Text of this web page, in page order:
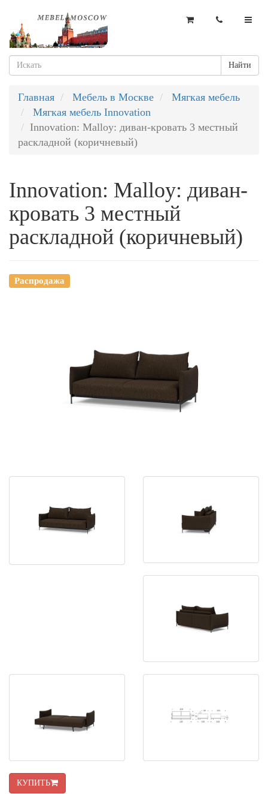
Найти
Главная Мебель в Москве
Мягкая мебель
Мягкая мебель Innovation
Innovation: Malloy: диван-кровать 3 местный
раскладной (коричневый)
Innovation: Malloy: диван-
кровать 3 местный
раскладной (коричневый)
Распродажа
КУПИТЬ